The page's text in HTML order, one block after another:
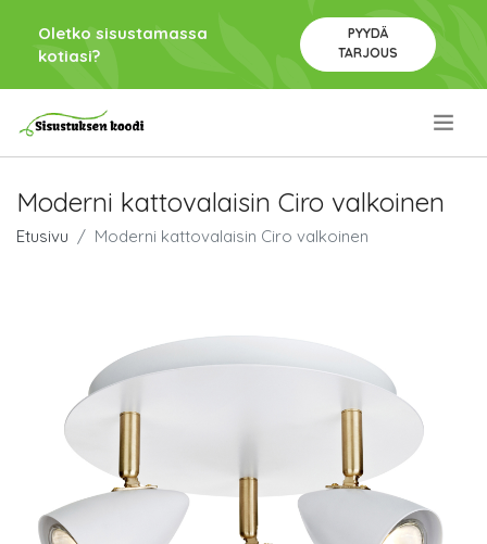
Oletko sisustamassa
kotiasi?
PYYDÄ
TARJOUS
Moderni kattovalaisin Ciro valkoinen
Etusivu Moderni kattovalaisin Ciro valkoinen